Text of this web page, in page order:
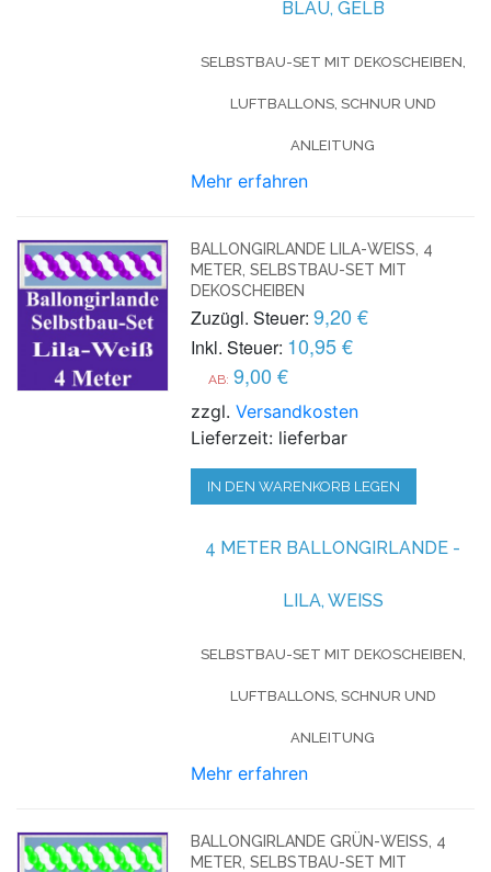
BLAU, GELB
SELBSTBAU-SET MIT DEKOSCHEIBEN,
LUFTBALLONS, SCHNUR UND
ANLEITUNG
Mehr erfahren
BALLONGIRLANDE LILA-WEISS, 4 M
ETER, SELBSTBAU-SET MIT D
EKOSCHEIBEN
Zuzügl. Steuer: 9,20 €
Inkl. Steuer: 10,95 €
AB: 9,00 €
zzgl.Versandkosten
Lieferzeit: lieferbar
IN DEN WARENKORB LEGEN
4 METER BALLONGIRLANDE -
LILA, WEISS
SELBSTBAU-SET MIT DEKOSCHEIBEN,
LUFTBALLONS, SCHNUR UND
ANLEITUNG
Mehr erfahren
BALLONGIRLANDE GRÜN-WEISS, 4 M
ETER, SELBSTBAU-SET MIT D